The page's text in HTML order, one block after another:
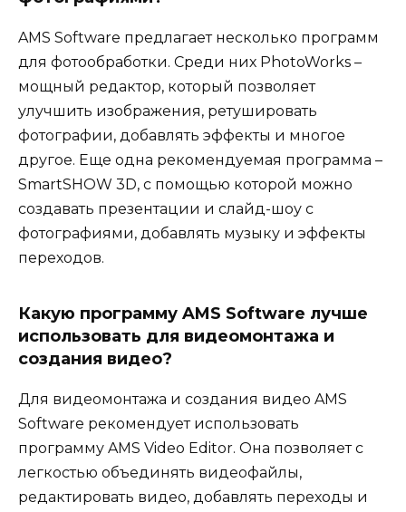
AMS Software предлагает несколько программ
для фотообработки. Среди них PhotoWorks –
мощный редактор, который позволяет
улучшить изображения, ретушировать
фотографии, добавлять эффекты и многое
другое. Еще одна рекомендуемая программа –
SmartSHOW 3D, с помощью которой можно
создавать презентации и слайд-шоу с
фотографиями, добавлять музыку и эффекты
переходов.
Какую программу AMS Software лучше
использовать для видеомонтажа и
создания видео?
Для видеомонтажа и создания видео AMS
Software рекомендует использовать
программу AMS Video Editor. Она позволяет с
легкостью объединять видеофайлы,
редактировать видео, добавлять переходы и